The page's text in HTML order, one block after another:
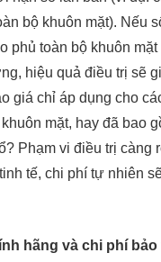
bộ khuôn mặt). Nếu
phủ toàn bộ khuôn mặt
hiệu quả điều trị sẽ
giá chỉ áp dụng cho
mặt, hay đã bao
Phạm vi điều trị càng
tế, chi phí tự nhiên
hãng và chi phí